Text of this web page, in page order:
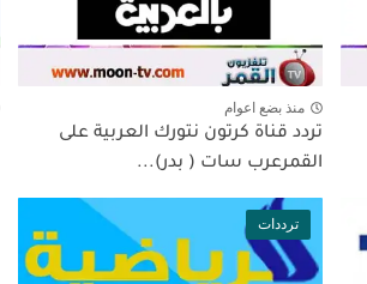
منذ بضع اعوام
تردد قناة كرتون نتورك العربية على
القمرعرب سات ( بدر)...
ترددات